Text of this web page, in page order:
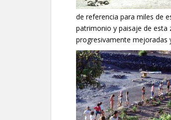
de referencia para miles de
patrimonio y paisaje de esta
progresivamente mejoradas